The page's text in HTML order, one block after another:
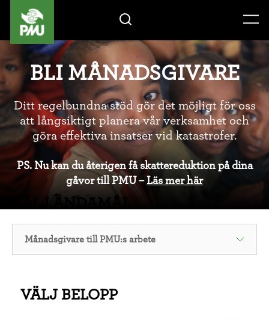
BLI MÅNADSGIVARE
Ditt regelbundna stöd gör det möjligt för oss
att långsiktigt planera vår verksamhet och
göra effektiva insatser vid katastrofer.
PS. Nu kan du återigen få skattereduktion på dina
gåvor till PMU –Läs mer här
VÄLJ ÄNDAMÅL
VÄLJ BELOPP